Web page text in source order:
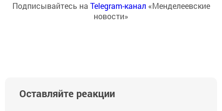
Подписывайтесь на Telegram-канал «Менделеевские
новости»
Оставляйте реакции